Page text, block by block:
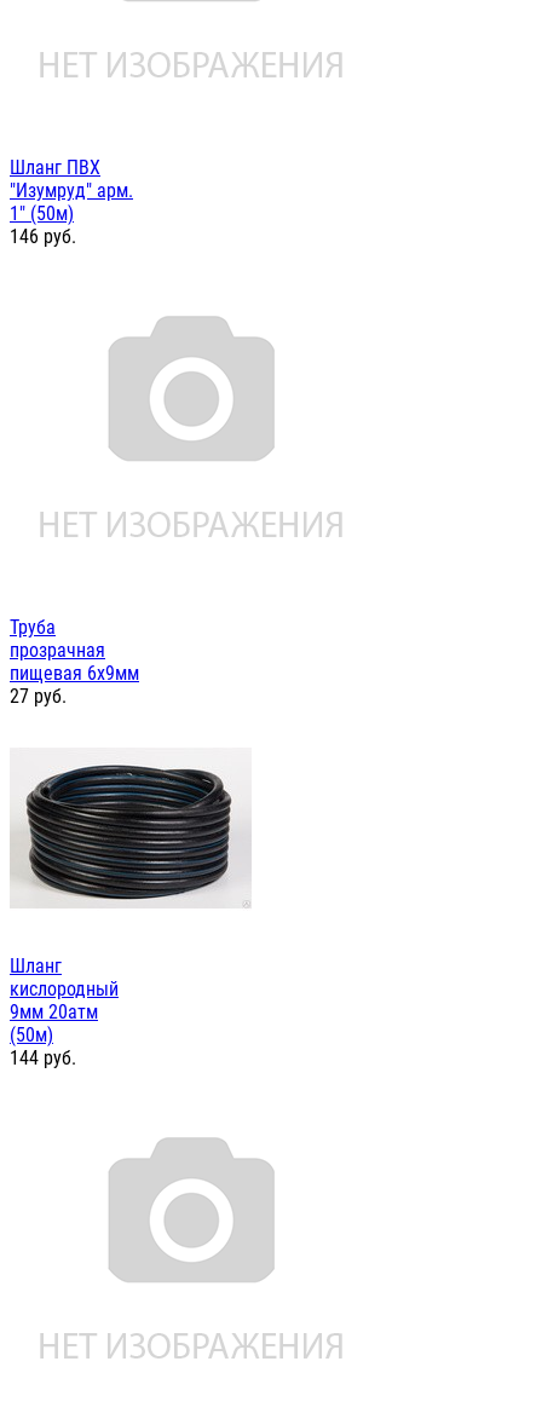
Шланг ПВХ
"Изумруд" арм.
1" (50м)
146 руб.
Труба
прозрачная
пищевая 6х9мм
27 руб.
Шланг
кислородный
9мм 20атм
(50м)
144 руб.